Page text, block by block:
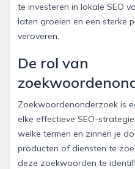
te investeren in lokale SEO
laten groeien en een sterke
veroveren.
De rol van
Zoekwoordenonderzoek is
elke effectieve SEO-
welke termen en zinnen je
producten of diensten te
deze zoekwoorden te